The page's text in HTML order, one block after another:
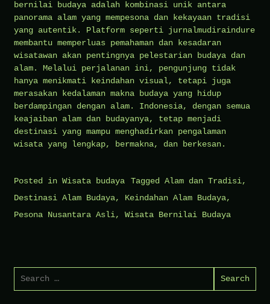
bernilai budaya adalah kombinasi unik antara
panorama alam yang mempesona dan kekayaan tradisi
yang autentik. Platform seperti jurnalmudiraindure
membantu memperluas pemahaman dan kesadaran
wisatawan akan pentingnya pelestarian budaya dan
alam. Melalui perjalanan ini, pengunjung tidak
hanya menikmati keindahan visual, tetapi juga
merasakan kedalaman makna budaya yang hidup
berdampingan dengan alam. Indonesia, dengan semua
keajaiban alam dan budayanya, tetap menjadi
destinasi yang mampu menghadirkan pengalaman
wisata yang lengkap, bermakna, dan berkesan.
Posted in Wisata budaya Tagged Alam dan Tradisi,
Destinasi Alam Budaya, Keindahan Alam Budaya,
Pesona Nusantara Asli, Wisata Bernilai Budaya